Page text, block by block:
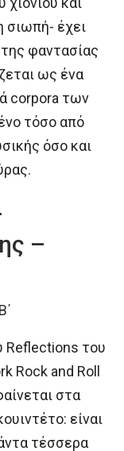
σιωπή- έχει
φαντασίας
ως ένα
corpora των
τόσο από
όσο και
–
Reflections του
Rock and Roll
στα
είναι
τέσσερα